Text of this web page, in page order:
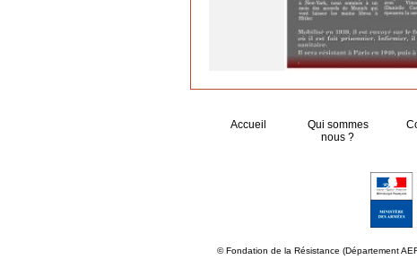
Accueil
Qui sommes
nous ?
© Fondation de la Résistance (Département